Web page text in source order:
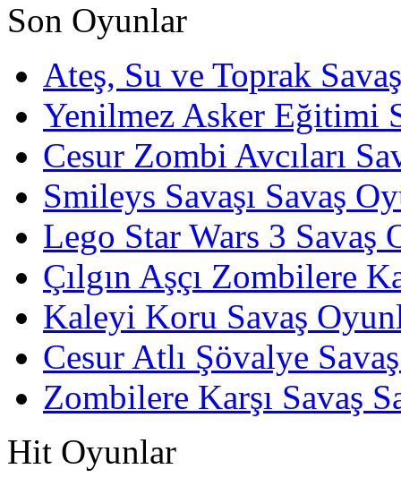
Son Oyunlar
Ateş, Su ve Toprak
Yenilmez Asker Eğitimi
Cesur Zombi Avcıları
Smileys Savaşı Savaş
Lego Star Wars 3 Savaş
Çılgın Aşçı Zombilere
Kaleyi Koru Savaş
Cesur Atlı Şövalye
Zombilere Karşı Savaş
Hit Oyunlar